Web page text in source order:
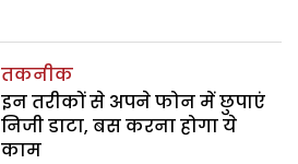
तकनीक
इन तरीकों से अपने फोन में छुपाएं
निजी डाटा, बस करना होगा ये
काम